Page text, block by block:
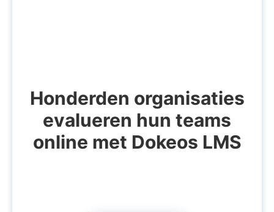
Honderden organisaties
evalueren hun teams
online met Dokeos LMS